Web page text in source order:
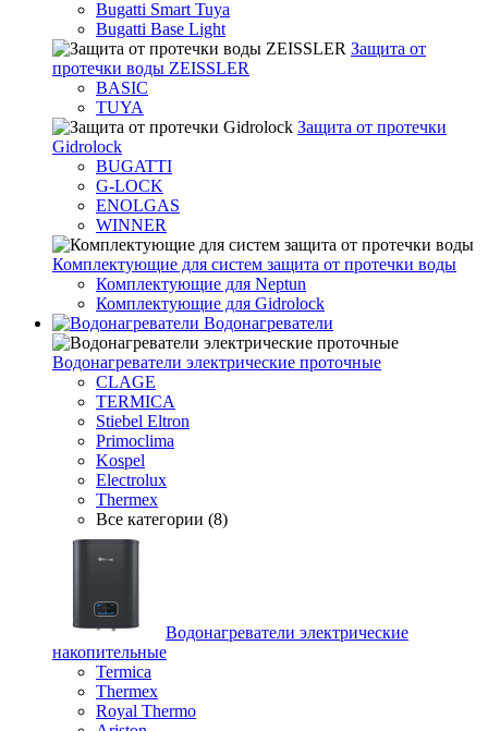
Bugatti Smart Tuya
Bugatti Base Light
Защита от
протечки воды ZEISSLER
BASIC
TUYA
Защита от протечки
Gidrolock
BUGATTI
G-LOCK
ENOLGAS
WINNER
Комплектующие для систем защита от протечки воды
Комплектующие для Neptun
Комплектующие для Gidrolock
Водонагреватели
Водонагреватeли электрические проточные
CLAGE
TERMICA
Stiebel Eltron
Primoclima
Kospel
Electrolux
Thermex
Все категории (8)
Водонагреватели электрические
накопительные
Termica
Thermex
Royal Thermo